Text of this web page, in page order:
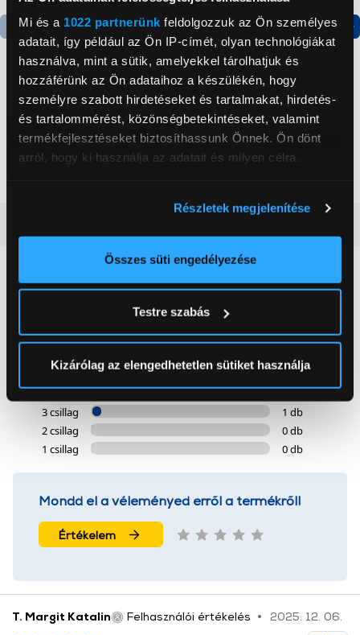
Mi és a 1022 partnerünk feldolgozzuk az Ön személyes
adatait, így például az Ön IP-címét, olyan technológiákat
használva, mint a sütik, amelyekkel tárolhatjuk és
hozzáférünk az Ön adataihoz a készülékén, hogy
személyre szabott hirdetéseket és tartalmakat, hirdetés-
és tartalommérést, közönségbetekintéseket, valamint
termékfejlesztéseket biztosíthassunk Önnek. Ön dönt
arról, hogy ki használja az adatait és milyen célra.
elhelyezkedéséről pár méteres pontossággal
Az Ön készülékén beazonosítása annak konkrét
módjairól és adja meg preferenciáit aRészletek
pontban. Bármikor módosíthatja vagy visszavonhatja a
Sütinyilatkozathoz való hozzájárulását.
okat használ, melyeket az Ön gépén tárol a rendszer. A
cookie-k személyazonosítására nem alkalmasak,
szolgáltatásaink biztosításához szükségesek. Az oldal
használatával Ön elfogadja a cookie-k használatát.
Részletek megjelenítése
Összes süti engedélyezése
Testre szabás
Kizárólag az elengedhetetlen sütiket használja
Termék adatlap
Gorenje NRS8182KX Side
by side hűtőszekrény
199 999 Ft
Termék adatlap
Gorenje RK14DPS4
Alulfagyasztós
kombinált hűtőszekrény
124 999 Ft
4.9
14 értékelés
13 db
4 csillag
0 db
3 csillag
1 db
2 csillag
0 db
1 csillag
0 db
Mondd el a véleményed erről a termékről!
Értékelem
T. Margit Katalin Felhasználói értékelés
2025. 12. 06.